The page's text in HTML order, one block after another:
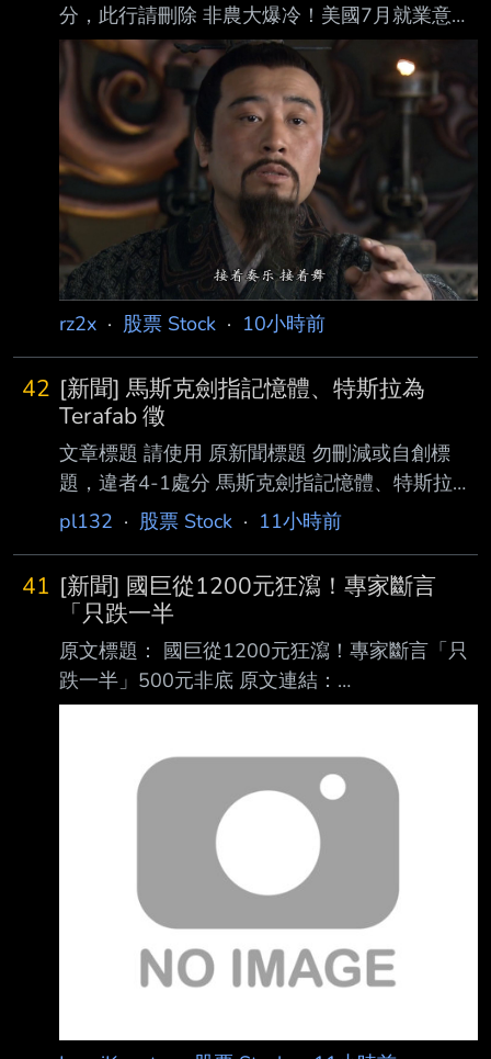
分，此行請刪除 非農大爆冷！美國7月就業意外
減少2.3萬人 美股指數期貨拉升 原文連結： 網
址超過一行，請用縮網址，連結不能點擊者板規
1-2-2 處分。
https://news.cnyes.com/news/id/6565335 發布
時間： 請勿張貼超過3天新聞 2026-08-07
20:40 記者署名： 鉅亨網編譯段智恆 原文內
容： 美國勞工統計局 (BLS) 周五 (7 日) 公布最
新非農就業數據顯示，7 月新增就業人數意 外減
少 2.3 萬人，遠低市
rz2x · 股票 Stock · 10小時前
42 [新聞] 馬斯克劍指記憶體、特斯拉為
Terafab 徵
文章標題 請使用 原新聞標題 勿刪減或自創標
題，違者4-1處分 馬斯克劍指記憶體、特斯拉為
Terafab 徵 DRAM 人才 原文標題： 請勿刪減或
結： 網址超過一行，請用縮網址，連結不能點
擊者板規 1-2-2 處分。
https://tinyurl.com/2bx2axum 發布時間： 請勿
張貼超過3天新聞 發布日期 2026 年 08 月 07
日 13:50 記者署名： 作者 MoneyDJ 原文內容：
pl132 · 股票 Stock · 11小時前
41 [新聞] 國巨從1200元狂瀉！專家斷言
「只跌一半
原文標題： 國巨從1200元狂瀉！專家斷言「只
跌一半」500元非底 原文連結：
https://www.setn.com/news/1885776 發布時
綜合報導 原文內容： 一名網友日前透露，花
200萬本金，一路滾到400萬後，再貸600萬，
全投入股市，沒想到全 買在高點，其中最慘的
就是國巨（2327）。由於國巨近來從高點1200
多元，一路狂跌，讓不 少買到高點的投資人叫
苦，然分析師斷言，現在該檔跌到500元，還不
會是最底。 針對近期台股盤勢